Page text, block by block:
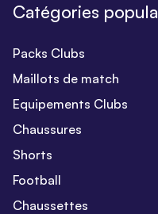
Catégories
Packs Clubs
Maillots de match
Equipements Clubs
Chaussures
Shorts
Football
Chaussettes